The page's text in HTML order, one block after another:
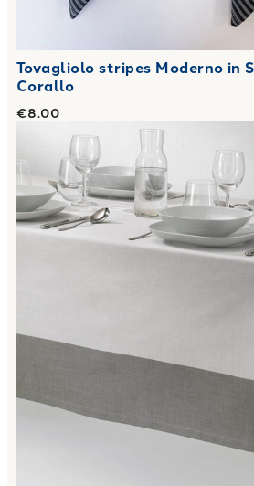
Tovagliolo stripes Moderno in
Corallo
€8.00
Tovaglia intrecci Moderno